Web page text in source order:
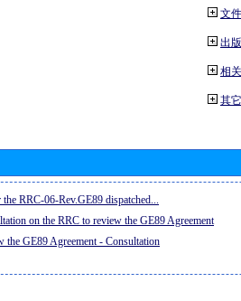
文件
出
相
其
RRC-06-Rev.GE89 dispatched...
on the RRC to review the GE89 Agreement
the GE89 Agreement - Consultation